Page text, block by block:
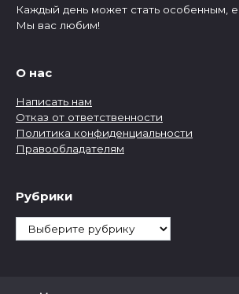
Каждый день может стать особенным,
Мы вас любим!
О нас
Написать нам
Отказ от ответственности
Политика конфиденциальности
Правообладателям
Рубрики
Рубрики